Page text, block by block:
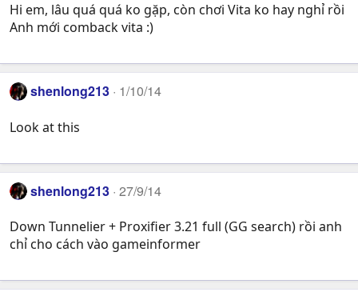
Hi em, lâu quá quá ko gặp, còn chơi Vita ko hay nghỉ rồi
Anh mới comback vita :)
shenlong213 1/10/14
Look at this
shenlong213 27/9/14
Down Tunnelier + Proxifier 3.21 full (GG search) rồi anh
chỉ cho cách vào gameinformer